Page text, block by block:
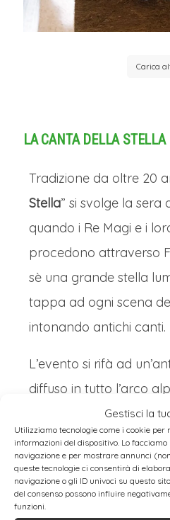
Gestisci la
Utilizziamo tecnologie come i cookie
informazioni del dispositivo. Lo
navigazione e per mostrare annunci
queste tecnologie ci consentirà di
navigazione o gli ID univoci su questo
del consenso possono influire
funzioni.
Carica
LA CANTA DELLA STELLA
Tradizione da oltre 20
Stella” si svolge la sera
quando i Re Magi e i
procedono attraverso
sè una grande stella
tappa ad ogni scena
intonando antichi canti.
L’evento si rifà ad
diffuso in tutto l’arco
avanti grazie
Confraternita degli
può vivere una
tempi lontani.